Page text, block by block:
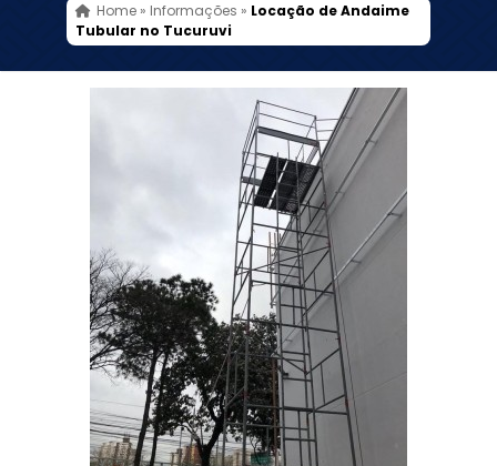
Home» Informações » Locação de Andaime
Tubular no Tucuruvi